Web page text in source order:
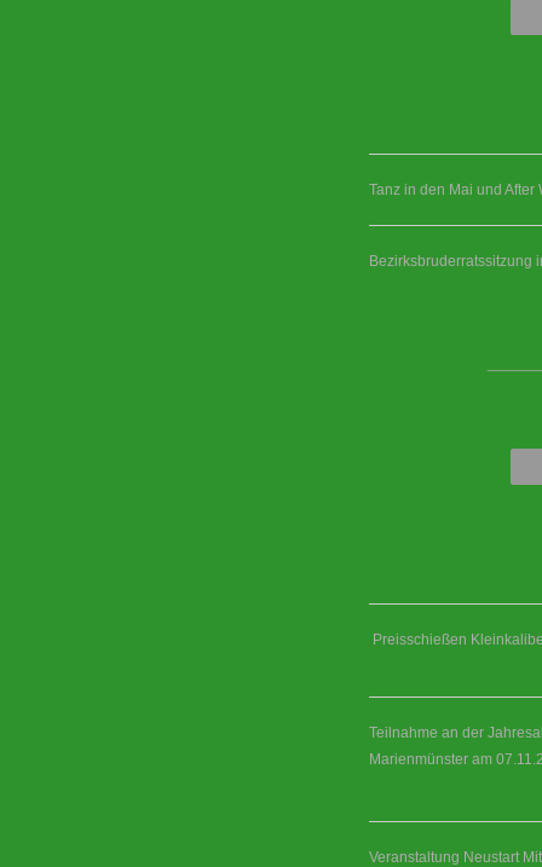
Tanz in den Mai und After
Bezirksbruderratssitzung
Preisschießen
Teilnahme an der
Marienmünster am
Veranstaltung Neustart